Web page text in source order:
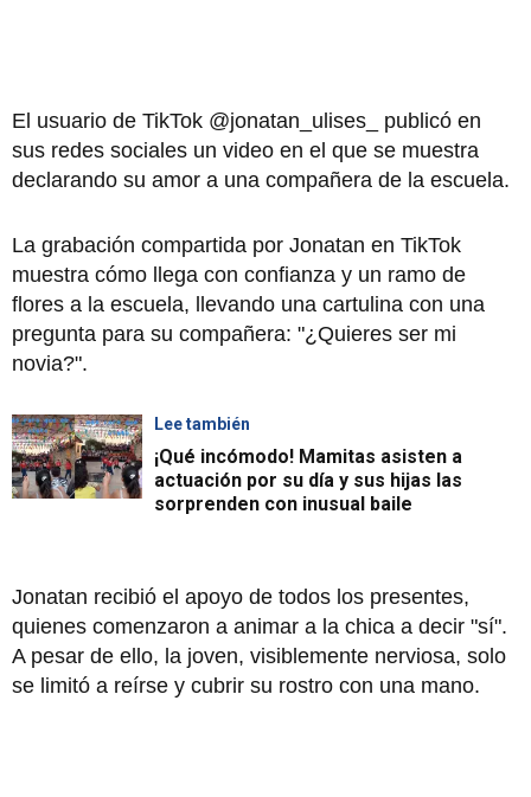
El usuario de TikTok @jonatan_ulises_ publicó en
sus redes sociales un video en el que se muestra
declarando su amor a una compañera de la escuela.
La grabación compartida por Jonatan en TikTok
muestra cómo llega con confianza y un ramo de
flores a la escuela, llevando una cartulina con una
pregunta para su compañera: "¿Quieres ser mi
novia?".
Lee también
¡Qué incómodo! Mamitas asisten a
actuación por su día y sus hijas las
sorprenden con inusual baile
Jonatan recibió el apoyo de todos los presentes,
quienes comenzaron a animar a la chica a decir "sí".
A pesar de ello, la joven, visiblemente nerviosa, solo
se limitó a reírse y cubrir su rostro con una mano.